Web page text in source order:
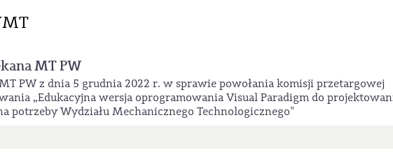
MT PW
PW z dnia 5 grudnia 2022 r. w sprawie powołania komisji przetargowej
„Edukacyjna wersja oprogramowania Visual Paradigm do
potrzeby Wydziału Mechanicznego Technologicznego"